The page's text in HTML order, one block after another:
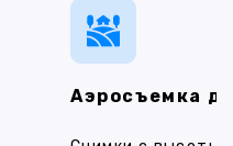
Аэросъемка